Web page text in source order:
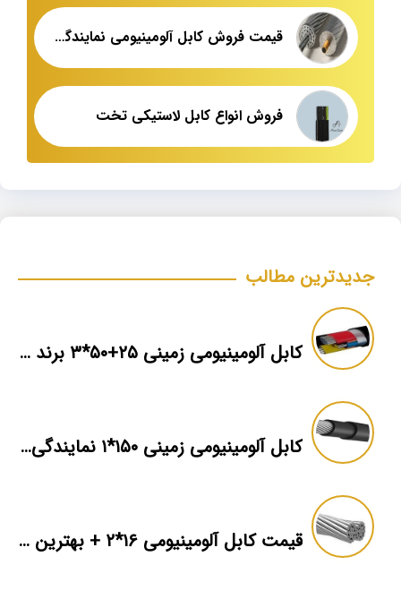
قیمت فروش کابل آلومینیومی نمایندگی اصلی
فروش انواع کابل لاستیکی تخت
جدیدترین مطالب
کابل آلومینیومی زمینی ۲۵+۵۰*۳ برند ماهان
کابل آلومینیومی زمینی ۱۵۰*۱ نمایندگی فروش
قیمت کابل آلومینیومی ۱۶*۲ + بهترین برند بازار + اطلاعات فنی